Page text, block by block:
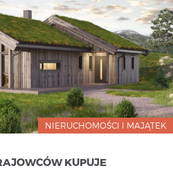
NIERUCHOMOŚCI I MAJĄTEK
KUPUJE